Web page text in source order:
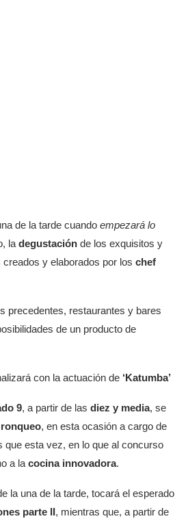
de la tarde cuando empezará lo
la degustación de los exquisitos y
y elaborados por los chef
precedentes, restaurantes y bares
de un producto de
con la actuación de ‘Katumba’
9, a partir de las diez y media, se
ronqueo, en esta ocasión a cargo de
que esta vez, en lo que al concurso
a la cocina innovadora.
la una de la tarde, tocará el esperado
parte II, mientras que, a partir de